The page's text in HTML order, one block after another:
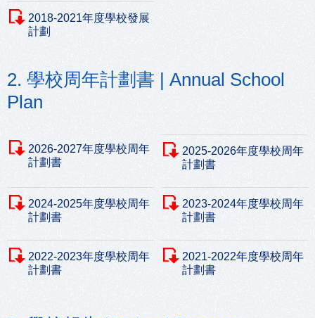
2018-2021年度學校發展
計劃
2. 學校周年計劃書 | Annual School
Plan
2026-2027年度學校周年
計劃書
2025-2026年度學校周年
計劃書
2024-2025年度學校周年
計劃書
2023-2024年度學校周年
計劃書
2022-2023年度學校周年
計劃書
2021-2022年度學校周年
計劃書